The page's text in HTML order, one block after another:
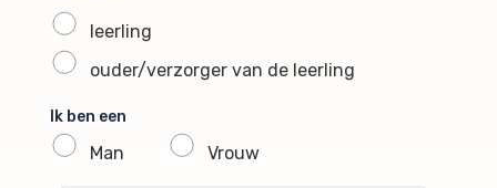
leerling
ouder/verzorger van de leerling
Ik ben een
Man Vrouw